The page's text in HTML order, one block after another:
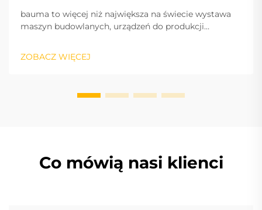
bauma to więcej niż największa na świecie wystawa
maszyn budowlanych, urządzeń do produkcji
międzynarodowy silnik sukcesu, napędzający
ZOBACZ WIĘCEJ
Co mówią nasi klienci